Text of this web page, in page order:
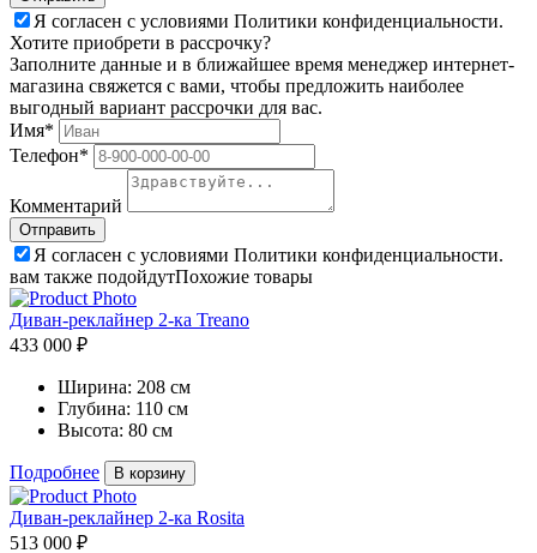
Я согласен с условиями Политики конфиденциальности.
Хотите приобрети в рассрочку?
Заполните данные и в ближайшее время менеджер интернет-
магазина свяжется с вами, чтобы предложить наиболее
выгодный вариант рассрочки для вас.
Имя*
Телефон*
Комментарий
Я согласен с условиями Политики конфиденциальности.
вам также подойдутПохожие товары
Диван-реклайнер 2-ка Treano
433 000 ₽
Ширина: 208 см
Глубина: 110 см
Высота: 80 см
Подробнее В корзину
Диван-реклайнер 2-ка Rosita
513 000 ₽